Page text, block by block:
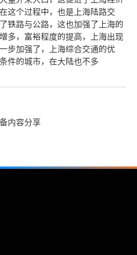
这个过程中，也是上海陆路交
铁路与公路，这也加强了上海的
多，富裕程度的提高，上海出现
步加强了，上海综合交通的优
件的城市，在大陆也不多
内容分享